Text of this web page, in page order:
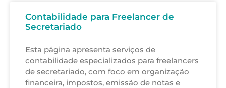
Contabilidade para Freelancer de
Secretariado
Esta página apresenta serviços de
contabilidade especializados para freelancers
de secretariado, com foco em organização
financeira, impostos, emissão de notas e